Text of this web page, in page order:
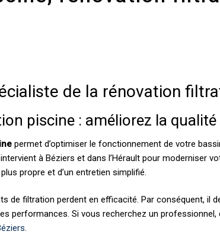
de la rénovation
piscine : améliorez la qualité
permet d’optimiser le fonctionnement de votre
intervient à Béziers et dans l’Hérault pour moderniser
propre et d’un entretien simplifié.
de filtration perdent en efficacité. Par conséquent, il
performances. Si vous recherchez un
.